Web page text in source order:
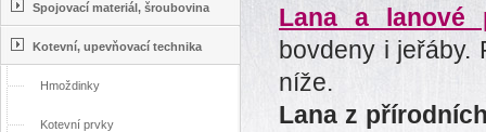
Lana a lanové
bovdeny i jeřáby.
níže.
Lana z
Spojovací materiál, šroubovina
Kotevní, upevňovací technika
Hmoždinky
Kotevní prvky